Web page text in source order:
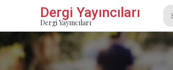
content
Dergi Yayıncıları
Dergi Yayıncıları